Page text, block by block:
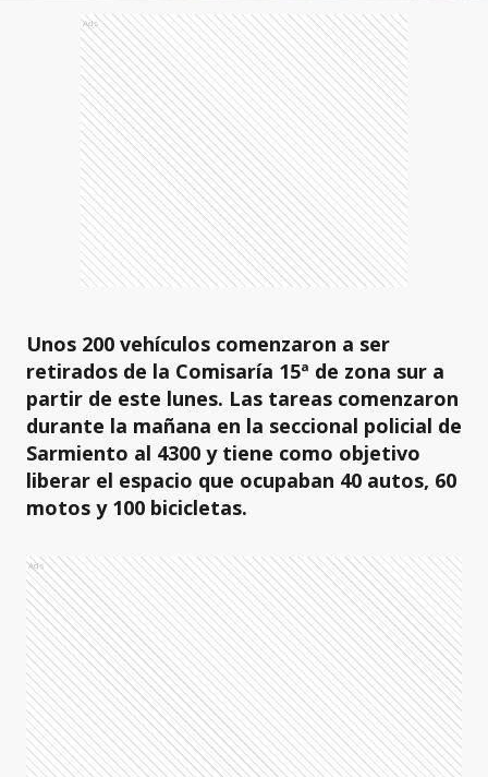
Ads
Unos 200 vehículos comenzaron a ser
retirados de la Comisaría 15ª de zona sur a
partir de este lunes. Las tareas comenzaron
durante la mañana en la seccional policial de
Sarmiento al 4300 y tiene como objetivo
liberar el espacio que ocupaban 40 autos, 60
motos y 100 bicicletas.
Ads